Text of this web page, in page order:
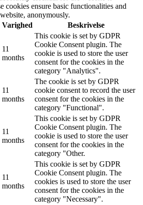
cookies ensure basic functionalities and
anonymously.
Varighed Beskrivelse
11
months
This cookie is set by GDPR
Cookie Consent plugin. The
cookie is used to store the user
consent for the cookies in the
category "Analytics".
11
months
The cookie is set by GDPR
cookie consent to record the user
consent for the cookies in the
category "Functional".
11
months
This cookie is set by GDPR
Cookie Consent plugin. The
cookie is used to store the user
consent for the cookies in the
category "Other.
11
months
This cookie is set by GDPR
Cookie Consent plugin. The
cookies is used to store the user
consent for the cookies in the
category "Necessary".